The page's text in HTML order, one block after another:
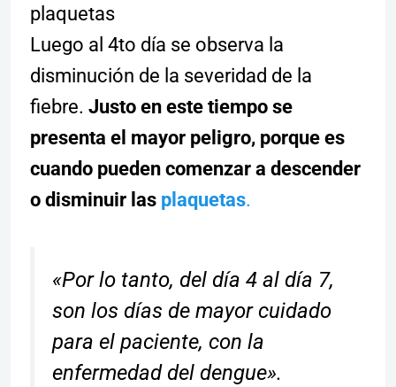
plaquetas
Luego al 4to día se observa la
disminución de la severidad de la
fiebre. Justo en este tiempo se
presenta el mayor peligro, porque es
cuando pueden comenzar a descender
o disminuir las plaquetas.
«Por lo tanto, del día 4 al día 7,
son los días de mayor cuidado
para el paciente, con la
enfermedad del dengue».